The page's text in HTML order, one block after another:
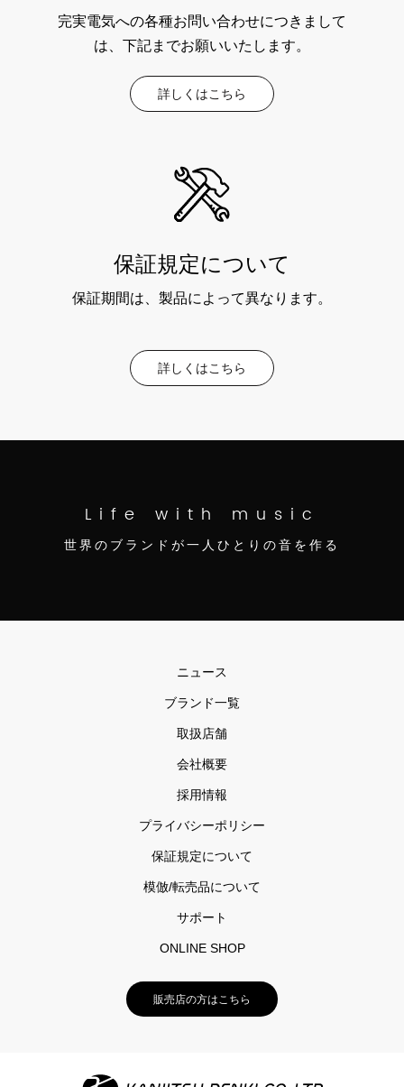
完実電気への各種お問い合わせにつきまして
は、下記までお願いいたします。
詳しくはこちら
保証規定について
保証期間は、製品によって異なります。
詳しくはこちら
Life with music
世界のブランドが一人ひとりの音を作る
ニュース
ブランド一覧
取扱店舗
会社概要
採用情報
プライバシーポリシー
保証規定について
模倣/転売品について
サポート
ONLINE SHOP
販売店の方はこちら